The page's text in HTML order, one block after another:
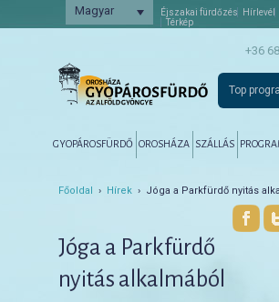
Magyar Éjszakai fürdőzés Hírlevél
Térkép
+36
Top
Tovább az elsődleges
Tovább a másodlagos
GYOPÁROSFÜRDŐ OROSHÁZA SZÁLLÁS
Főoldal › Hírek › Jóga a Parkfürdő nyitás
Jóga a Parkfürdő
nyitás alkalmából